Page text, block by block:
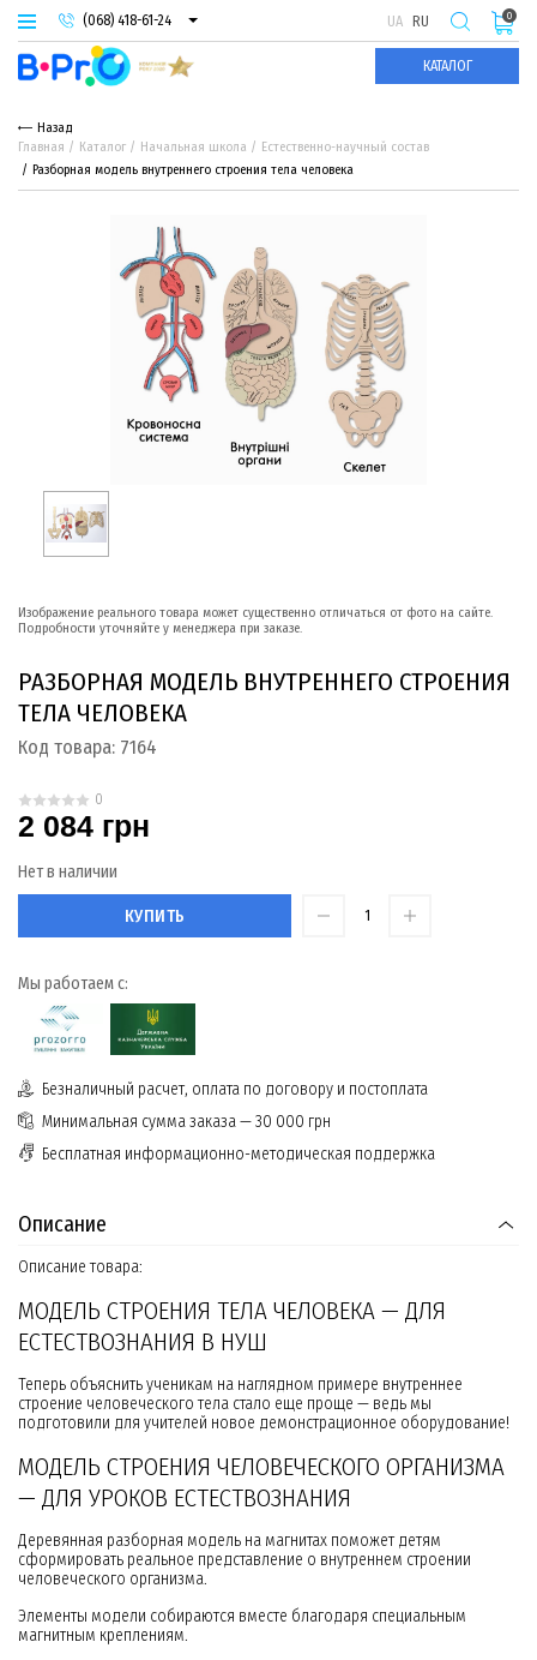
(068) 418-61-24
(093) 974-66-94
(095) 987-29-55
UA RU
КАТАЛОГ
0
Назад
Главная
Каталог Начальная школа
Естественно-научный состав
Разборная модель внутреннего строения тела человека
Изображение реального товара может существенно отличаться от фото на сайте.
Подробности уточняйте у менеджера при заказе.
РАЗБОРНАЯ МОДЕЛЬ ВНУТРЕННЕГО СТРОЕНИЯ
ТЕЛА ЧЕЛОВЕКА
Код товара: 7164
0
2 084 грн
Нет в наличии
КУПИТЬ
Мы работаем с:
Безналичный расчет, оплата по договору и постоплата
Минимальная сумма заказа — 30 000 грн
Бесплатная информационно-методическая поддержка
Описание
Описание товара:
МОДЕЛЬ СТРОЕНИЯ ТЕЛА ЧЕЛОВЕКА — ДЛЯ
ЕСТЕСТВОЗНАНИЯ В НУШ
Теперь объяснить ученикам на наглядном примере внутреннее
строение человеческого тела стало еще проще — ведь мы
подготовили для учителей новое демонстрационное оборудование!
МОДЕЛЬ СТРОЕНИЯ ЧЕЛОВЕЧЕСКОГО ОРГАНИЗМА
— ДЛЯ УРОКОВ ЕСТЕСТВОЗНАНИЯ
Деревянная разборная модель на магнитах поможет детям
сформировать реальное представление о внутреннем строении
человеческого организма.
Элементы модели собираются вместе благодаря специальным
магнитным креплениям.